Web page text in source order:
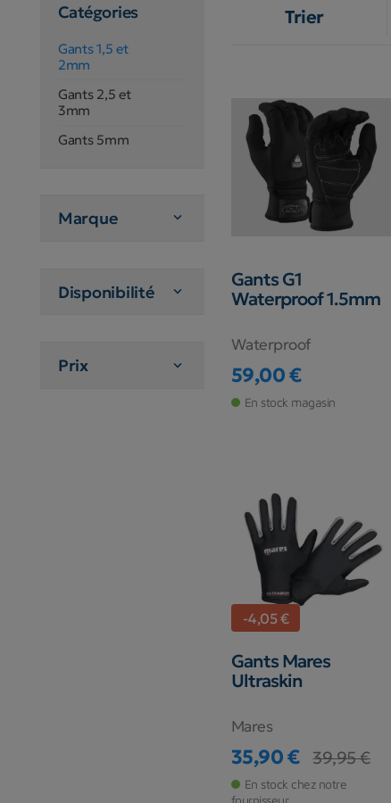
Catégories
Gants 1,5 et
2mm
Gants 2,5 et
3mm
Gants 5mm
Marque 
Disponibilité 
Prix 
Trier
Gants G1
Waterproof 1.5mm
Waterproof
Prix
59,00 €
En stock magasin
-4,05 €
Gants Mares
Ultraskin
Mares
Prix
35,90 €
Prix de base
39,95 €
En stock chez notre